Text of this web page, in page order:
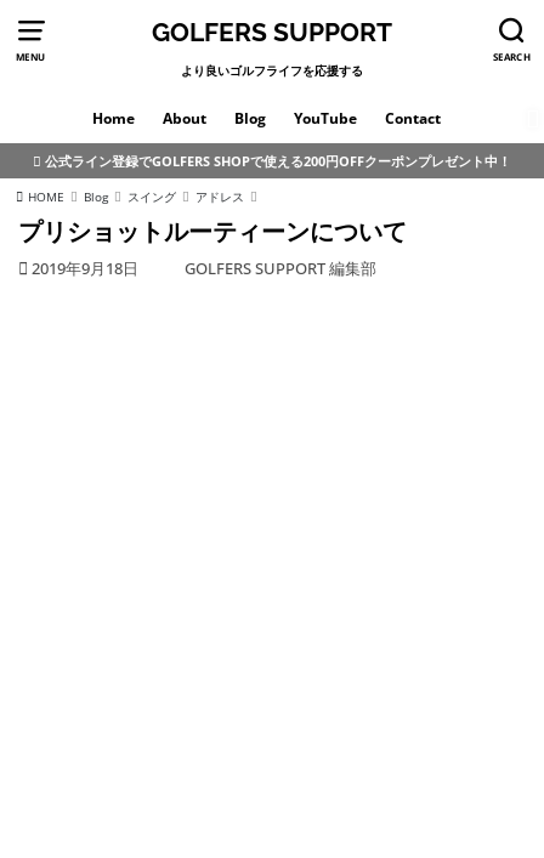
MENU SEARCH
GOLFERS SUPPORT
より良いゴルフライフを応援する
Home About Blog YouTube Contact
公式ライン登録でGOLFERS SHOPで使える200円OFFクーポンプレゼント中！
HOME Blog スイング アドレス
プリショットルーティーンについて
2019年9月18日 GOLFERS SUPPORT 編集部